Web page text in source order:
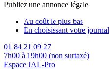
Publiez une annonce légale
Au coût le plus bas
En choisissant votre journal
01 84 21 09 27
7h00 à 19h00 (non surtaxé)
Espace JAL-Pro